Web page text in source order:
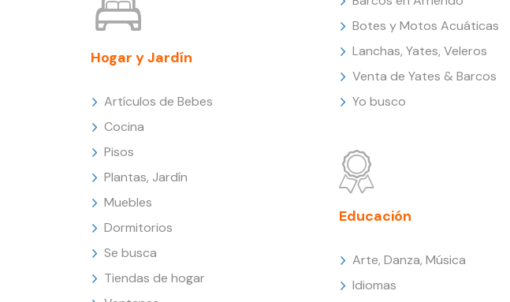
Hogar y Jardín
Artículos de Bebes
Cocina
Pisos
Plantas, Jardín
Muebles
Dormitorios
Se busca
Tiendas de hogar
Botes y Motos Acuáticas
Lanchas, Yates, Veleros
Venta de Yates & Barcos
Yo busco
Educación
Arte, Danza, Música
Idiomas